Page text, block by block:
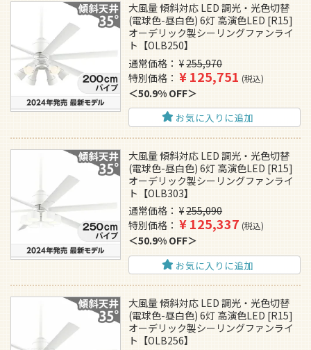
大風量 傾斜対応 LED 調光・光色切替
(電球色-昼白色) 6灯 高演色LED [R15]
オーデリック製シーリングファンライ
ト【OLB250】
通常価格
¥255,970
特別価格
¥125,751 税込
50.9% OFF
お気に入りに追加
大風量 傾斜対応 LED 調光・光色切替
(電球色-昼白色) 6灯 高演色LED [R15]
オーデリック製シーリングファンライ
ト【OLB303】
通常価格
¥255,090
特別価格
¥125,337 税込
50.9% OFF
お気に入りに追加
大風量 傾斜対応 LED 調光・光色切替
(電球色-昼白色) 6灯 高演色LED [R15]
オーデリック製シーリングファンライ
ト【OLB256】